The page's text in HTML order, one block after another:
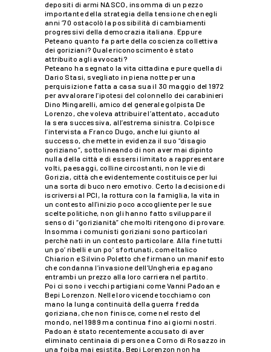
depositi di armi NASCO, insomma di un pezzo
importante della strategia della tensione che negli
anni ’70 ostacolò la possibilità di cambiamenti
progressivi della democrazia italiana. Eppure
Peteano quanto fa parte della coscienza collettiva
dei goriziani? Quale riconoscimento è stato
attribuito agli avvocati?
Peteano ha segnato la vita cittadina e pure quella di
Dario Stasi, svegliato in piena notte per una
perquisizione fatta a casa sua il 30 maggio del 1972
per avvalorare l’ipotesi del colonnello dei carabinieri
Dino Mingarelli, amico del generale golpista De
Lorenzo, che voleva attribuire l’attentato, accaduto
la sera successiva, all’estrema sinistra. Colpisce
l’intervista a Franco Dugo, anche lui giunto al
successo, che mette in evidenza il suo “disagio
goriziano”, sottolineando di non aver mai dipinto
nulla della città e di essersi limitato a rappresentare
volti, paesaggi, colline circostanti, non le vie di
Gorizia, città che evidentemente costituisce per lui
una sorta di buco nero emotivo. Certo la decisione di
iscriversi al PCI, la rottura con la famiglia, la vita in
un contesto all’inizio poco accogliente per le sue
scelte politiche, non gli hanno fatto sviluppare il
senso di “gorizianità” che molti ritengono di provare.
Insomma i comunisti goriziani sono particolari
perchè nati in un contesto particolare. Alla fine tutti
un po’ ribelli e un po’ sfortunati, come Italico
Chiarion e Silvino Poletto che firmano un manifesto
che condanna l’invasione dell’Ungheria e pagano
entrambi un prezzo alla loro carriera nel partito.
Poi ci sono i vecchi partigiani come Vanni Padoan e
Bepi Lorenzon. Nelle loro vicende tocchiamo con
mano la lunga continuità della guerra fredda
goriziana, che non finisce, come nel resto del
mondo, nel 1989 ma continua fino ai giorni nostri.
Padoan è stato recentemente accusato di aver
eliminato centinaia di persone a Corno di Rosazzo in
una foiba mai esistita, Bepi Lorenzon non ha